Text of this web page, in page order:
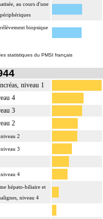
au cours d'une
biopsique
statistiques du PMSI français
niveau 1
4
3
2
2
3
4
hépato-biliaire et
niveau 4